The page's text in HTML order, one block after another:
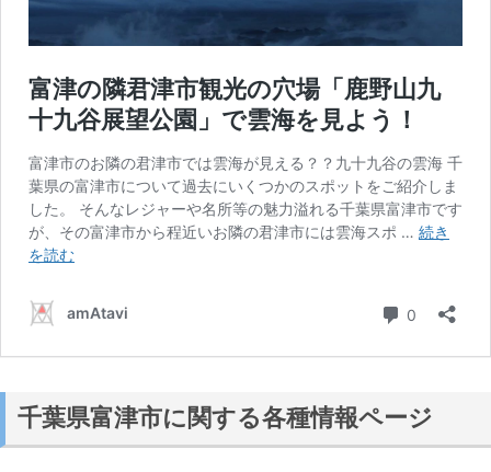
千葉県富津市に関する各種情報ページ